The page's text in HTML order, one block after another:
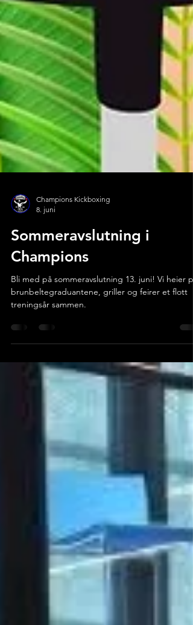
8. juni
Sommeravslutning i
Champions
Bli med på sommeravslutning 13. juni! Vi heier på
treningsår sammen.